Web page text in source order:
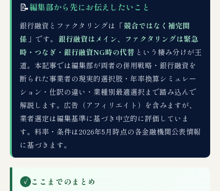
📝編集部から先にお伝えしたいこと
銀行融資とファクタリングは「競合ではなく補完関
係 」です。
銀行融資はメイン、ファクタリングは緊急
時・つなぎ・銀行融資NG時の代替 という棲み分けが王
道。本記事では編集部が両者の併用戦略・銀行融資を
断られた事業者の現実的選択肢・年率換算シミュレー
ション・仕訳の違い・業種別最適選択まで踏み込んで
解説します。広告（アフィリエイト）を含みますが、
業者選定は編集基準に基づき中立的に評価していま
す。料率・条件は2026年5月時点の各金融機関公表情報
に基づきます。
✓ ここまでのまとめ